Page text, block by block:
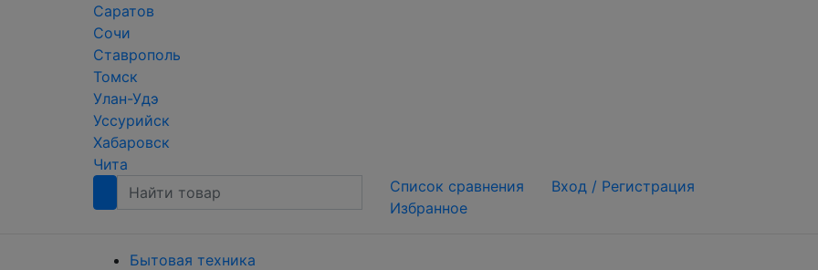
Саратов
Сочи
Ставрополь
Томск
Улан-Удэ
Уссурийск
Хабаровск
Чита
Список сравнения
Избранное
Вход / Регистрация
Бытовая техника